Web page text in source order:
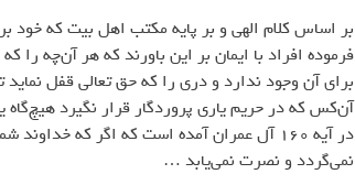
بر اساس کلام الهی و بر پایه مکتب اهل بیت که خود
فرموده افراد با ایمان بر این باورند که هر آن‌چه
برای آن وجود ندارد و دری را که حق تعالی قفل نماید
آن‌کس که در حریم یاری پروردگار قرار نگیرد
در آیه 160 آل عمران آمده است که اگر که
نمی‌گردد و نصرت نمی‌یابد …